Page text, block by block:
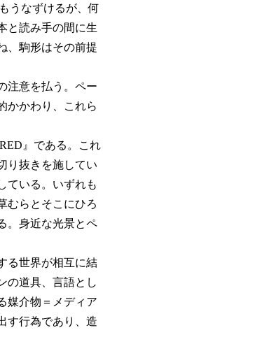
うなずけるが、何
と読み手の間に生
、駒形はその前提
注意を払う。ペー
かかわり、これら
』である。これ
り抜きを施してい
ている。いずれも
むらとそこにひろ
。身近な光景とペ
る世界が相互に結
の道具、言語とし
媒介物＝メディア
す行為であり、造